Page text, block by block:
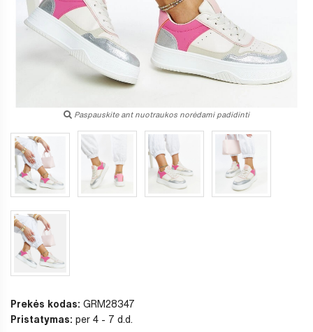
Paspauskite ant nuotraukos norėdami padidinti
Prekės kodas: GRM28347
Pristatymas: per 4 - 7 d.d.